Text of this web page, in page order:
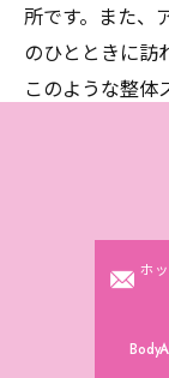
所です。また、
のひとときに訪
このような整体
池袋での整体
ヘッドスパで
ホ